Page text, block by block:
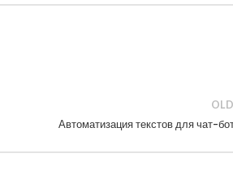
Автоматизация текстов для чат-